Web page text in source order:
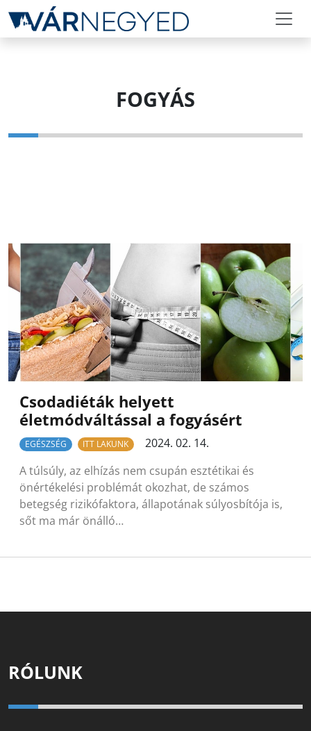
FOGYÁS
Csodadiéták helyett
életmódváltással a fogyásért
EGÉSZSÉG ITT LAKUNK
2024. 02. 14.
A túlsúly, az elhízás nem csupán esztétikai és
önértékelési problémát okozhat, de számos
betegség rizikófaktora, állapotának súlyosbítója is,
sőt ma már önálló…
RÓLUNK